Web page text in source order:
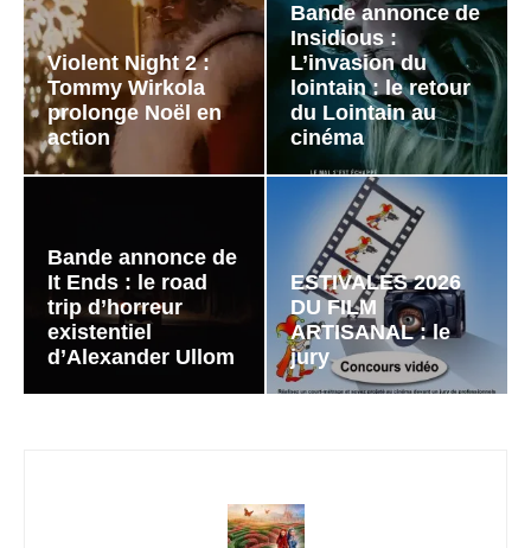
Violent Night 2 :
Tommy Wirkola
prolonge Noël en
action
Bande annonce de
Insidious :
L’invasion du
lointain : le retour
du Lointain au
cinéma
Bande annonce de
It Ends : le road
trip d’horreur
existentiel
d’Alexander Ullom
ESTIVALES 2026
DU FILM
ARTISANAL : le
jury